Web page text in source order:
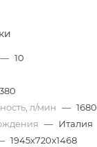
— 10
380
л/мин — 1680
— Италия
1945x720x1468